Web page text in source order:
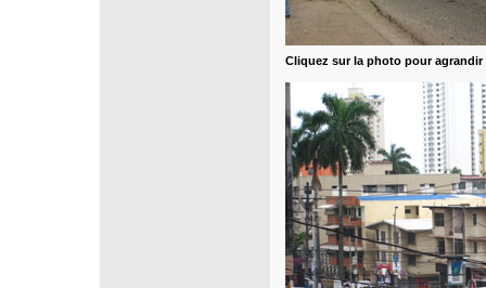
Cliquez sur la photo pour agrandir